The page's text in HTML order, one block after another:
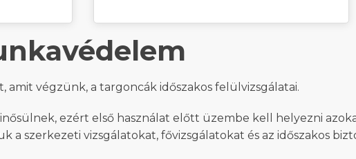
amit végzünk, a targoncák időszakos felülvizsgálatai.
ezért első használat előtt üzembe kell helyezni
a szerkezeti vizsgálatokat, fővizsgálatokat és az időszakos